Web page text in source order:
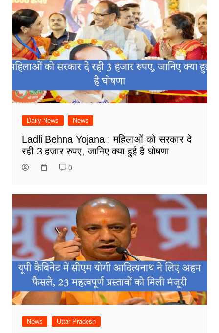
Daily News News
Ladli Behna Yojana : महिलाओं को सरकार दे
रही 3 हजार रुपए, जानिए क्या हुई है घोषणा
0
News Uttar Pradesh